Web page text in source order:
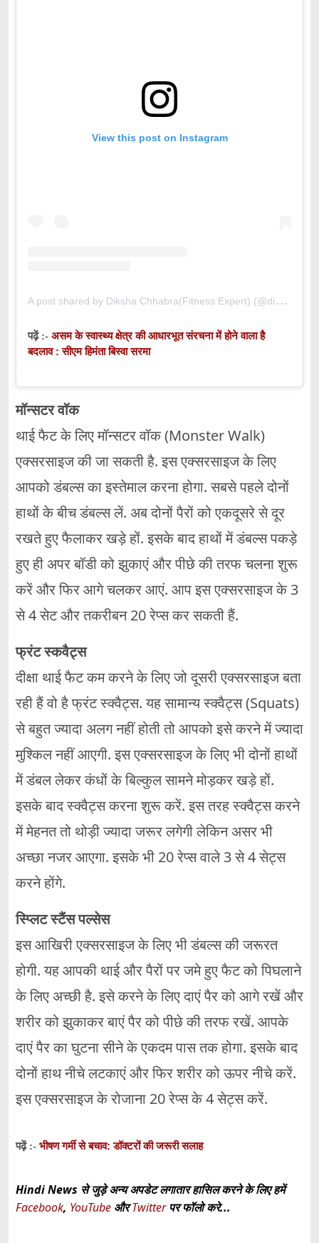
View this post on Instagram
A
post shared by Diksha Chhabra(Fitness Expert) (@dikshamalik.malik)
पढ़ें :- असम के स्वास्थ्य क्षेत्र की आधारभूत संरचना में होने वाला है
बदलाव : सीएम हिमंता बिस्वा सरमा
मॉन्सटर वॉक
थाई फैट के लिए मॉन्सटर वॉक (Monster Walk)
एक्सरसाइज की जा सकती है. इस एक्सरसाइज के लिए
आपको डंबल्स का इस्तेमाल करना होगा. सबसे पहले दोनों
हाथों के बीच डंबल्स लें. अब दोनों पैरों को एकदूसरे से दूर
रखते हुए फैलाकर खड़े हों. इसके बाद हाथों में डंबल्स पकड़े
हुए ही अपर बॉडी को झुकाएं और पीछे की तरफ चलना शुरू
करें और फिर आगे चलकर आएं. आप इस एक्सरसाइज के 3
से 4 सेट और तकरीबन 20 रेप्स कर सकती हैं.
फ्रंट स्कवैट्स
दीक्षा थाई फैट कम करने के लिए जो दूसरी एक्सरसाइज बता
रही हैं वो है फ्रंट स्क्वैट्स. यह सामान्य स्क्वैट्स (Squats)
से बहुत ज्यादा अलग नहीं होती तो आपको इसे करने में ज्यादा
मुश्किल नहीं आएगी. इस एक्सरसाइज के लिए भी दोनों हाथों
में डंबल लेकर कंधों के बिल्कुल सामने मोड़कर खड़े हों.
इसके बाद स्क्वैट्स करना शुरू करें. इस तरह स्क्वैट्स करने
में मेहनत तो थोड़ी ज्यादा जरूर लगेगी लेकिन असर भी
अच्छा नजर आएगा. इसके भी 20 रेप्स वाले 3 से 4 सेट्स
करने होंगे.
स्प्लिट स्टैंस पल्सेस
इस आखिरी एक्सरसाइज के लिए भी डंबल्स की जरूरत
होगी. यह आपकी थाई और पैरों पर जमे हुए फैट को पिघलाने
के लिए अच्छी है. इसे करने के लिए दाएं पैर को आगे रखें और
शरीर को झुकाकर बाएं पैर को पीछे की तरफ रखें. आपके
दाएं पैर का घुटना सीने के एकदम पास तक होगा. इसके बाद
दोनों हाथ नीचे लटकाएं और फिर शरीर को ऊपर नीचे करें.
इस एक्सरसाइज के रोजाना 20 रेप्स के 4 सेट्स करें.
पढ़ें :- भीषण गर्मी से बचाव: डॉक्टरों की जरूरी सलाह
Hindi News से जुड़े अन्य अपडेट लगातार हासिल करने के लिए हमें
Facebook, YouTube औरTwitterपर फॉलो करे...